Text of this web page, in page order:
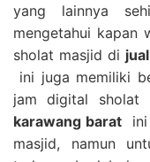
yang lainnya
mengetahui kapan
sholat masjid di
ini juga memiliki
jam digital sholat
karawang baratini
masjid, namun